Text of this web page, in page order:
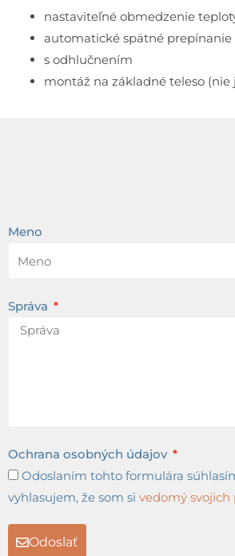
nastaviteľné obmedzenie
automatické spätné prepínanie
s odhlučnením
montáž na základné teleso (nie
Meno
Správa
Ochrana osobných údajov
Odoslaním tohto formulára
vyhlasujem, že som si vedomý svojich
Odoslať